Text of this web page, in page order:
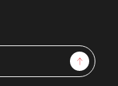
Sign Up